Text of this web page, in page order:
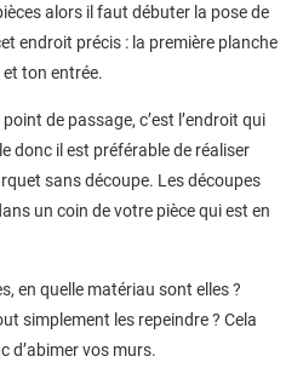
alors il faut débuter la pose de
endroit précis : la première planche
ton entrée.
point de passage, c’est l’endroit qui
donc il est préférable de réaliser
sans découpe. Les découpes
un coin de votre pièce qui est en
en quelle matériau sont elles ?
simplement les repeindre ? Cela
d’abimer vos murs.